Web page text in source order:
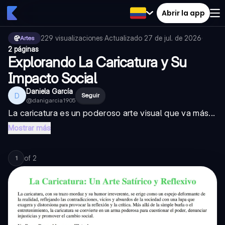
Abrir la app
Artes 229 visualizaciones·Actualizado 27 de jul. de 2026·
2 páginas
Explorando La Caricatura y Su
Impacto Social
D Daniela García
@danigarcia1905
Seguir
La caricatura es un poderoso arte visual que va más...
Mostrar más
1 of 2